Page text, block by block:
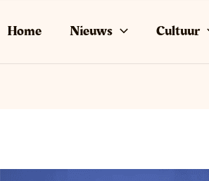
Home Nieuws Cultuur